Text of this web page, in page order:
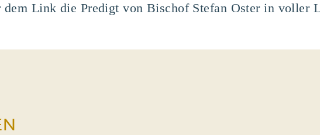
dem Link die Predigt von Bischof Stefan Oster in voller